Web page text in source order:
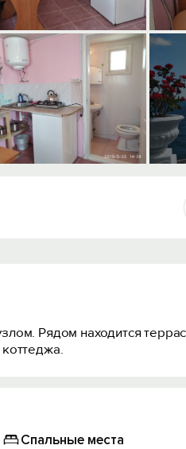
Рядом находится
Спальные места